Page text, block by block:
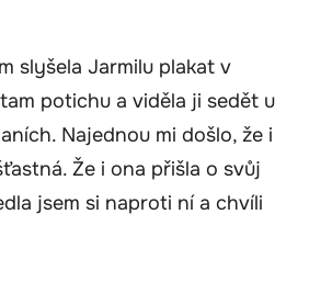
slyšela Jarmilu plakat v
potichu a viděla ji sedět u
Najednou mi došlo, že i
Že i ona přišla o svůj
jsem si naproti ní a chvíli